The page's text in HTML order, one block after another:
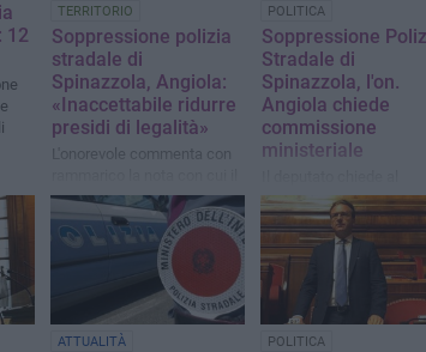
12
TERRITORIO
Soppressione polizia
stradale di
Spinazzola, Angiola:
«Inaccettabile ridurre
presidi di legalità»
L'onorevole commenta con
Ministero conferma il
provvedimento: «Non mi
arrendo»
POLITICA
Soppressione
Stradale di
Spinazzola, l'on.
Angiola chiede
commissione
ministeriale
Ministro dell'Interno
Lamorgese di rivedere
l'ipotesi di soppressione
ATTUALITÀ POLITICA